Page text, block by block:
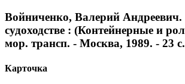
Войниченко, Валерий Андреевич.
судоходстве : (Контейнерные и
мор. трансп. - Москва, 1989. - 23 с.
Карточка